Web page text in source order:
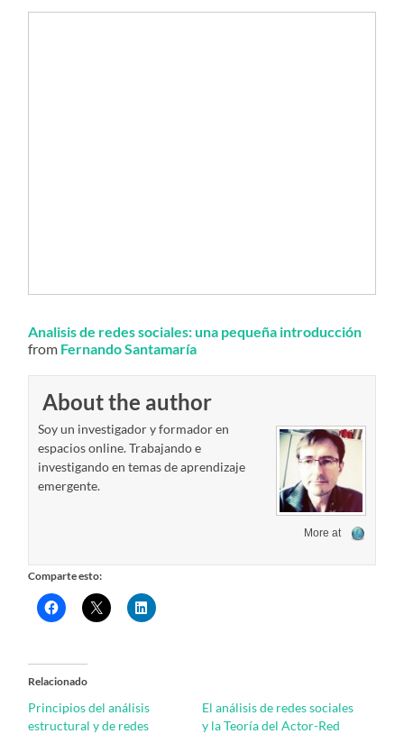
Analisis de redes sociales: una pequeña introducción
from Fernando Santamaría
About the author
Soy un investigador y formador en
espacios online. Trabajando e
investigando en temas de aprendizaje
emergente.
More at
Comparte esto:
Relacionado
Principios del análisis
estructural y de redes
El análisis de redes sociales
y la Teoría del Actor-Red